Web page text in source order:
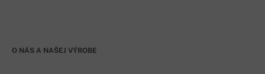
O NÁS A NAŠEJ VÝROBE